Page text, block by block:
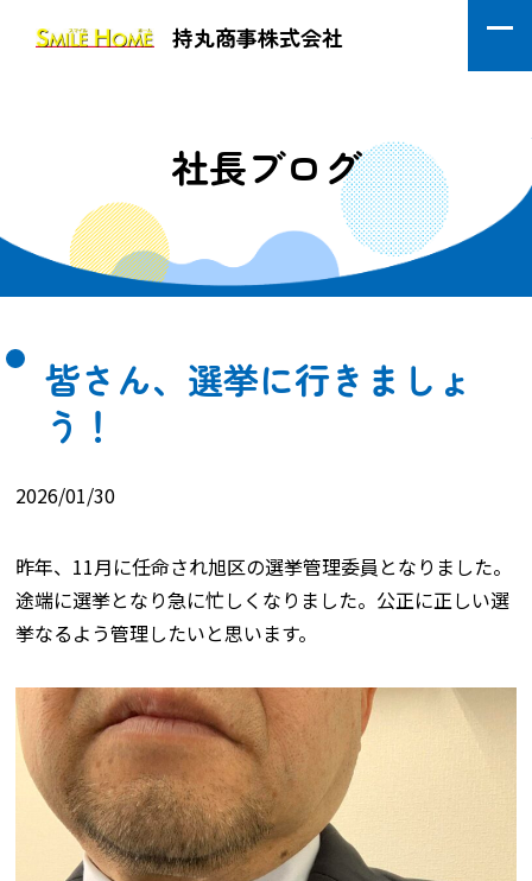
持丸商事株式会社
社長ブログ
皆さん、選挙に行きましょ
う！
2026/01/30
昨年、11月に任命され旭区の選挙管理委員となりました。
途端に選挙となり急に忙しくなりました。公正に正しい選
挙なるよう管理したいと思います。